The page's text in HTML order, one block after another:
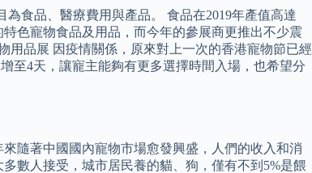
食品、醫療費用與產品。 食品在2019年產值高達
色寵物食品及用品，而今年的參展商更推出不少震
用品展 因疫情關係，原來對上一次的香港寵物節已經
至4天，讓寵主能夠有更多選擇時間入場，也希望分
隨著中國國內寵物市場愈發興盛，人們的收入和消
數人接受，城市居民養的貓、狗，僅有不到5%是餵